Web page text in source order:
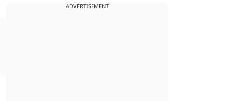
ADVERTISEMENT